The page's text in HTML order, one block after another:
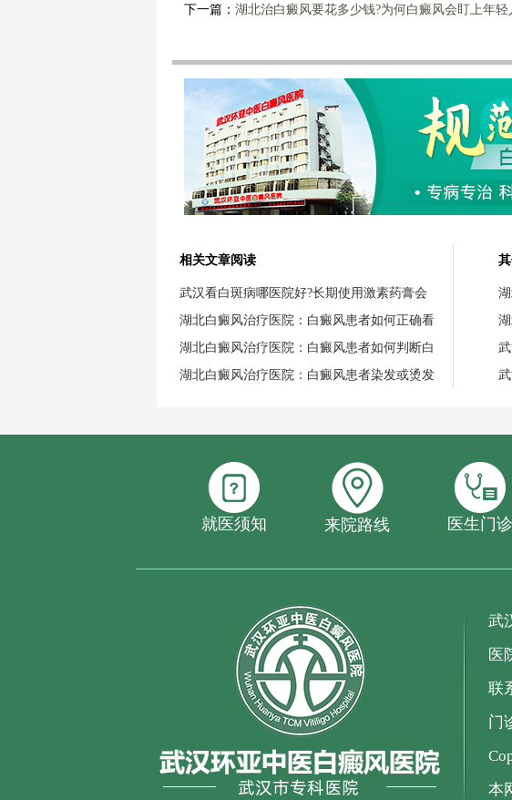
下一篇： 湖北治白癜风要花多少钱?为何白癜风会盯上年轻
相关文章阅读
武汉看白斑病哪医院好?长期使用激素药膏会
湖北白癜风治疗医院：白癜风患者如何正确看
湖北白癜风治疗医院：白癜风患者如何判断白
湖北白癜风治疗医院：白癜风患者染发或烫发
就医须知 来院路线 医生门诊
武
医
联
门
本